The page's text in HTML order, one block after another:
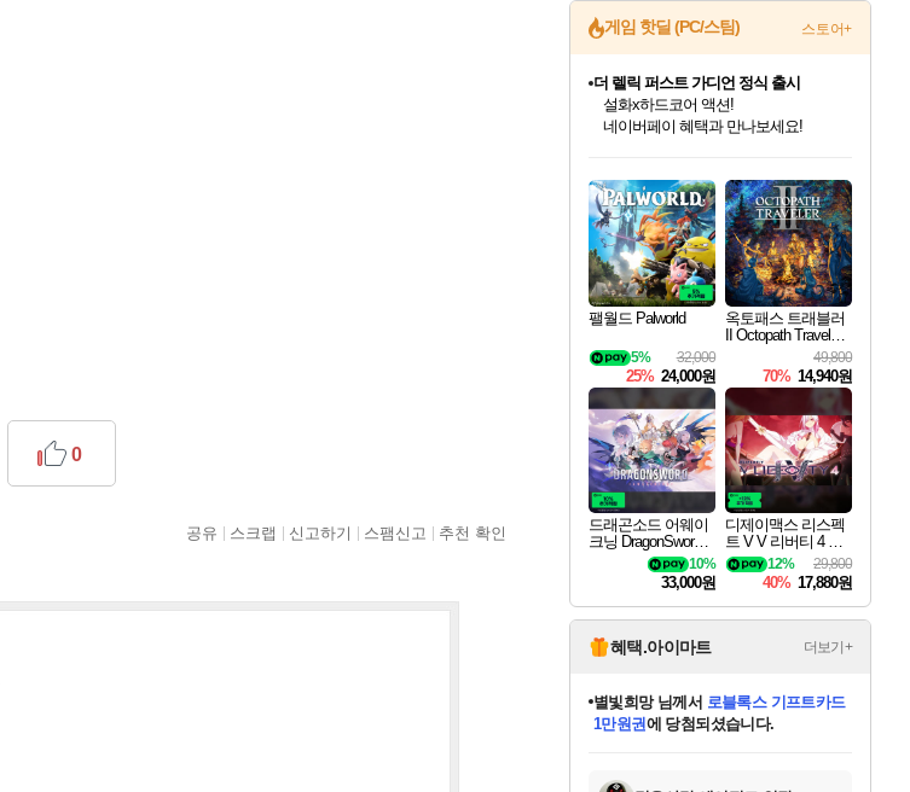
0
공유 스크랩 신고하기 스팸신고 추천 확인
게임 핫딜 (PC/스팀) 스토어+
최대 90% 할인가를 만나보세요!
네이버혜택과 함께 만나보세요!
50%할인&추가 적립까지!
네이버 포인트 혜택까지!
이니&베니 혜택까지!
네이버 혜택가와 함께 예약하세요!
할인&네이버혜택으로 만나보세요!
더 렐릭 퍼스트 가디언 정식 출시
설화x하드코어 액션!
네이버페이 혜택과 만나보세요!
베데스다 40주년 기념 할인 중!
베데스다의 명작들을
할인가에 만나보세요!
일부 에디션 상시 할인!
혜택으로 예약 판매 중
편안하게 충전하세요
팰월드 Palworld
32,000
5%
25% 24,000원
옥토패스 트래블러
II Octopath Traveler I
49,800
70% 14,940원
드래곤소드 어웨이
크닝 DragonSword A
10%
33,000원
디제이맥스 리스펙
트 V V 리버티 4 팩
DJMAX RESPECT
V V Liberty 4 Pack D
29,800
12%
40% 17,880원
혜택.아이마트 더보기+
별빛희망님께서 로블록스 기프트카드
1만원권에 당첨되셨습니다.